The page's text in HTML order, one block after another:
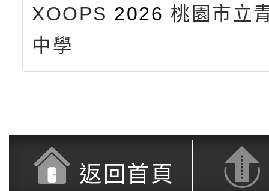
XOOPS 2026 桃園市立
中學
地址：330桃園市桃園區
電話：03-3392400傳真
3371314【處室分機表】
返回首頁